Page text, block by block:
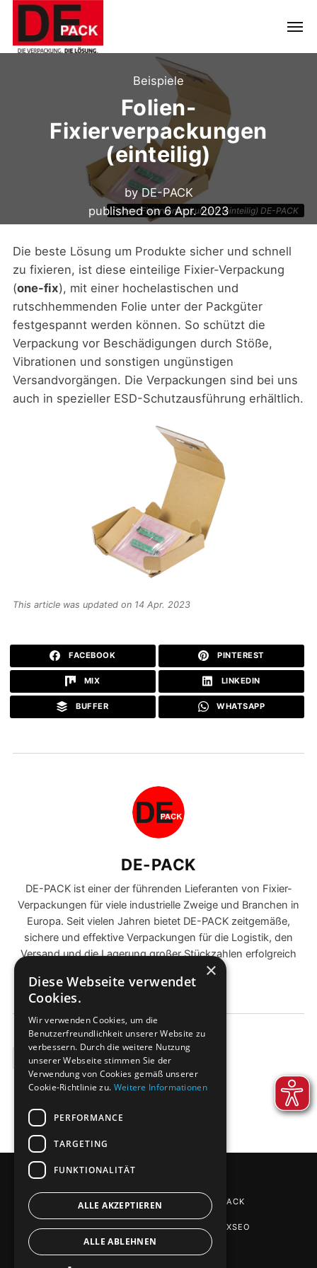
Beispiele
Folien-
Fixierverpackungen
(einteilig)
byDE-PACK
published on6 Apr. 2023
Folien-Fixierverpackungen (einteilig) DE-PACK
Die beste Lösung um Produkte sicher und schnell
zu fixieren, ist diese einteilige Fixier-Verpackung
(one-fix), mit einer hochelastischen und
rutschhemmenden Folie unter der Packgüter
festgespannt werden können. So schützt die
Verpackung vor Beschädigungen durch Stöße,
Vibrationen und sonstigen ungünstigen
Versandvorgängen. Die Verpackungen sind bei uns
auch in spezieller ESD-Schutzausführung erhältlich.
This article was updated on 14 Apr. 2023
FACEBOOK PINTEREST
MIX LINKEDIN
BUFFER WHATSAPP
DE-PACK
DE-PACK ist einer der führenden Lieferanten von Fixier-
Verpackungen für viele industrielle Zweige und Branchen in
Europa. Seit vielen Jahren bietet DE-PACK zeitgemäße,
sichere und effektive Verpackungen für die Logistik, den
Versand und die Lagerung großer Stückzahlen erfolgreich
BEISPIELE
FIXIER-VERPACKUNGEN VON DE-PACK
SEO AGENTUR STUTTGART: PHOENIXSEO
×
Diese Webseite verwendet
Cookies.
Wir verwenden Cookies, um die
Benutzerfreundlichkeit unserer Website zu
verbessern. Durch die weitere Nutzung
unserer Webseite stimmen Sie der
Verwendung von Cookies gemäß unserer
Cookie-Richtlinie zu. Weitere Informationen
PERFORMANCE
TARGETING
FUNKTIONALITÄT
ALLE AKZEPTIEREN
ALLE ABLEHNEN